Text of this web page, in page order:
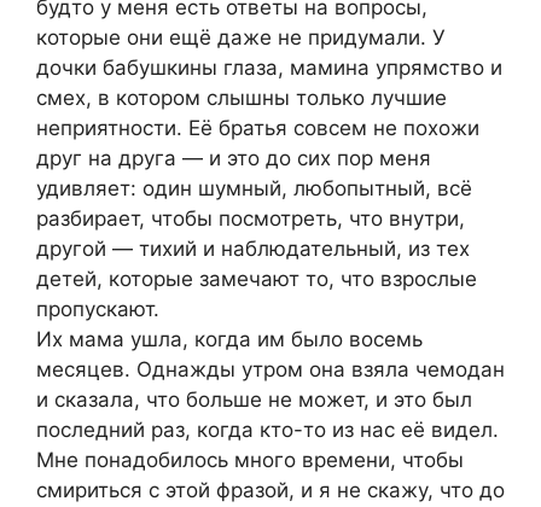
будто у меня есть ответы на вопросы,
которые они ещё даже не придумали. У
дочки бабушкины глаза, мамина упрямство и
смех, в котором слышны только лучшие
неприятности. Её братья совсем не похожи
друг на друга — и это до сих пор меня
удивляет: один шумный, любопытный, всё
разбирает, чтобы посмотреть, что внутри,
другой — тихий и наблюдательный, из тех
детей, которые замечают то, что взрослые
пропускают.
Их мама ушла, когда им было восемь
месяцев. Однажды утром она взяла чемодан
и сказала, что больше не может, и это был
последний раз, когда кто-то из нас её видел.
Мне понадобилось много времени, чтобы
смириться с этой фразой, и я не скажу, что до